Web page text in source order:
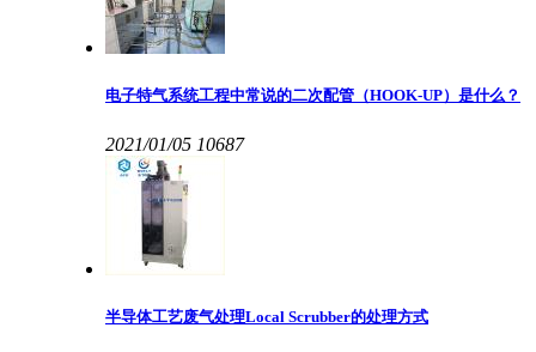
电子特气系统工程中常说的二次配管（HOOK-UP）是什么？
2021/01/05 10687
半导体工艺废气处理Local Scrubber的处理方式